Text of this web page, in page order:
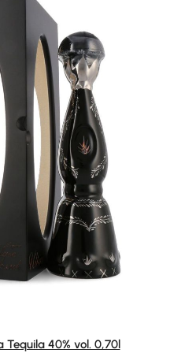
Tequila 40% vol. 0,70l